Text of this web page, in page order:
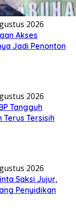
2026
Akses
Jadi Penonton
2026
Tangguh
Tersisih
2026
Saksi Jujur,
Penyidikan